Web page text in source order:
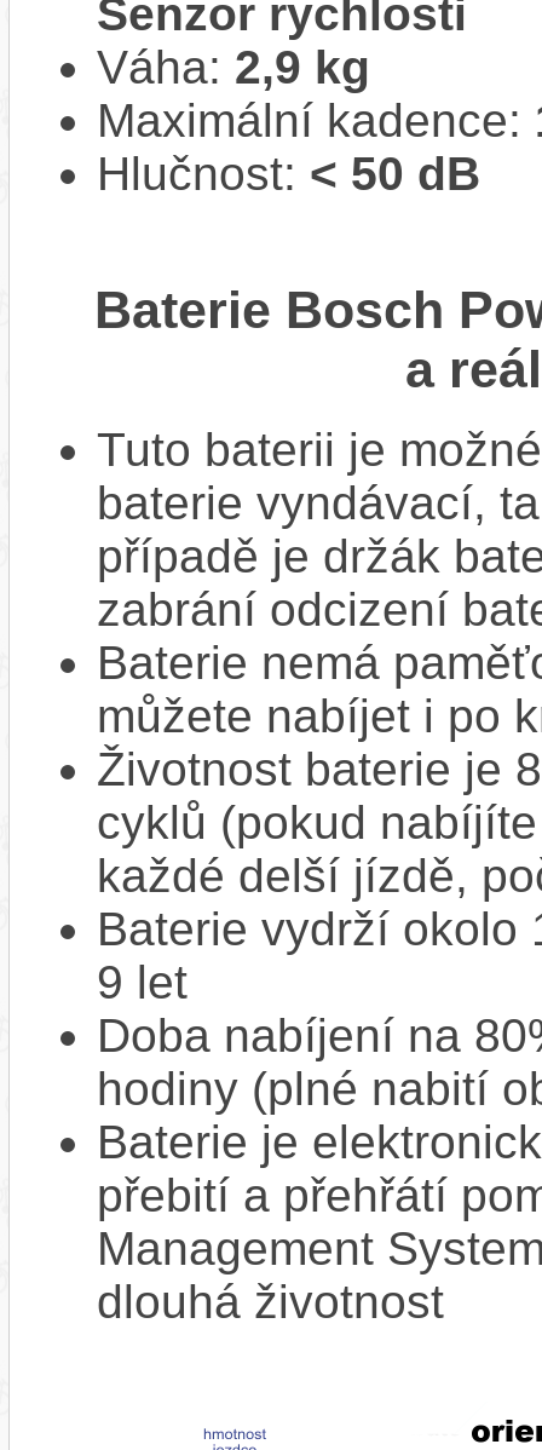
Senzor rychlosti
Váha: 2,9 kg
Maximální kadence:
Hlučnost: < 50 dB
Baterie Bosch
a
Tuto baterii je
baterie vyndávací,
případě je držák
zabrání odcizení
Baterie nemá
můžete nabíjet i po
Životnost baterie je
cyklů (pokud
každé delší jízdě,
Baterie vydrží okolo
9 let
Doba nabíjení na
hodiny (plné nabití
Baterie je
přebití a přehřátí
Management
dlouhá životnost